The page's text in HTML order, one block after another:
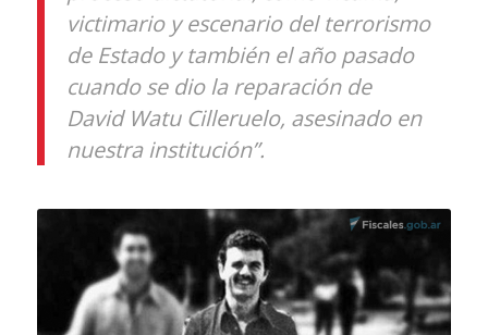
victimario y escenario del terrorismo
de Estado y también el año pasado
cuando se dio la reparación de
David Watu Cilleruelo, asesinado en
nuestra institución”.